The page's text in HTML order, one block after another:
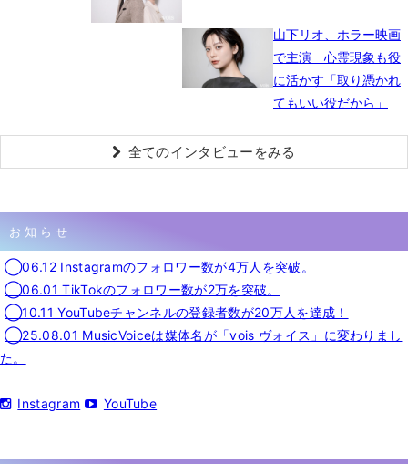
山下リオ、ホラー映画
で主演 心霊現象も役
に活かす「取り憑かれ
てもいい役だから」
全てのインタビューをみる
お知らせ
◯06.12 Instagramのフォロワー数が4万人を突破。
◯06.01 TikTokのフォロワー数が2万を突破。
◯10.11 YouTubeチャンネルの登録者数が20万人を達成！
◯25.08.01 MusicVoiceは媒体名が「vois ヴォイス」に変わりまし
た。
Instagram YouTube